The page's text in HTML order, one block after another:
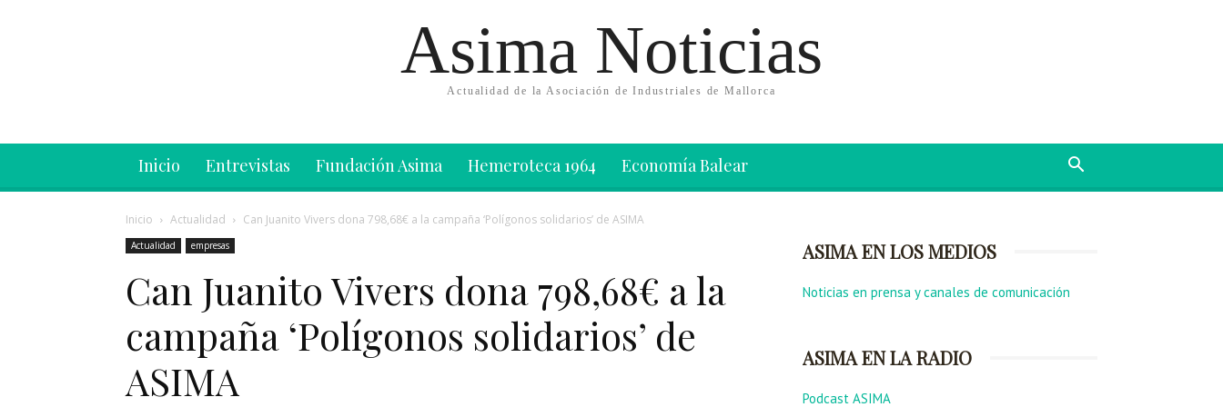
Asima Noticias
Actualidad de la Asociación de Industriales de Mallorca
Inicio Entrevistas Fundación Asima Hemeroteca 1964 Economía Balear
Inicio Actualidad Can Juanito Vivers dona 798,68€ a la campaña ‘Polígonos solidarios’ de ASIMA
Actualidad empresas
Can Juanito Vivers dona 798,68€ a la
campaña ‘Polígonos solidarios’ de
ASIMA
ASIMA EN LOS MEDIOS
Noticias en prensa y canales de comunicación
ASIMA EN LA RADIO
Podcast ASIMA